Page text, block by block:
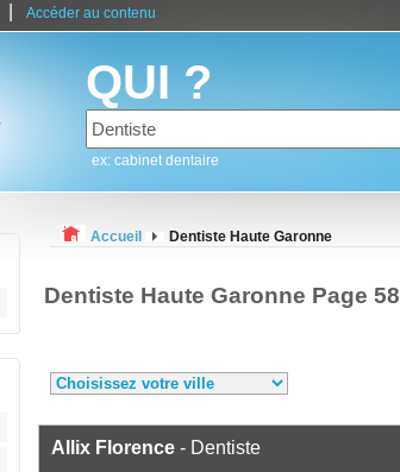
Accéder au contenu
QUI ?
ex: cabinet dentaire
Accueil Dentiste Haute Garonne
Dentiste Haute Garonne Page 58
Allix Florence - Dentiste